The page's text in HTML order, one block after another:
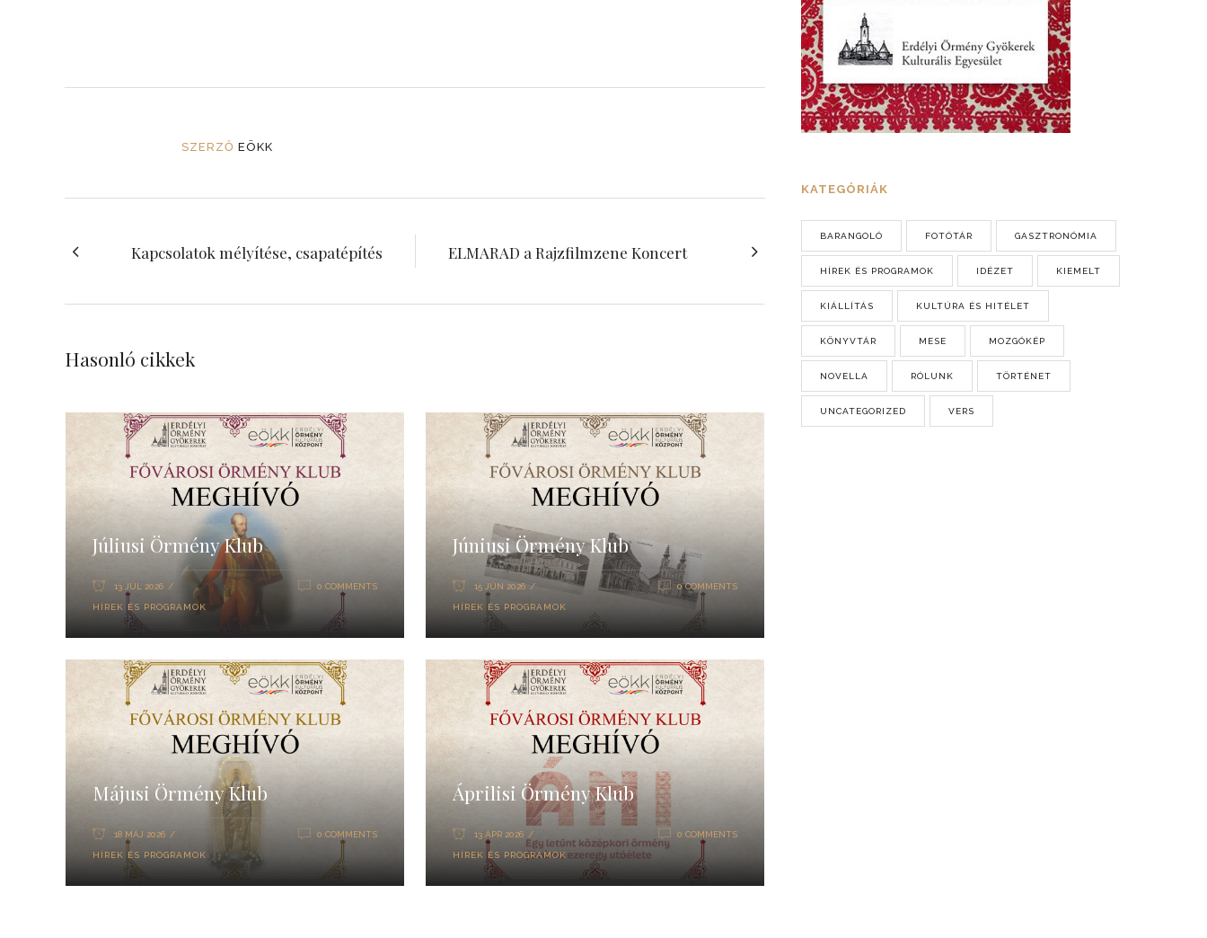
SZERZŐ EÖKK
Kapcsolatok mélyítése, csapatépítés ELMARAD a Rajzfilmzene Koncert
Hasonló cikkek
Júliusi Örmény Klub
13 JÚL 2026
HÍREK ÉS PROGRAMOK
0 COMMENTS
Júniusi Örmény Klub
15 JÚN 2026
HÍREK ÉS PROGRAMOK
0 COMMENTS
Májusi Örmény Klub
18 MÁJ 2026
HÍREK ÉS PROGRAMOK
0 COMMENTS
Áprilisi Örmény Klub
13 ÁPR 2026
HÍREK ÉS PROGRAMOK
0 COMMENTS
KATEGÓRIÁK
BARANGOLÓ FOTÓTÁR GASZTRONÓMIA
HÍREK ÉS PROGRAMOK IDÉZET KIEMELT
KIÁLLÍTÁS KULTÚRA ÉS HITÉLET
KÖNYVTÁR MESE MOZGÓKÉP
NOVELLA RÓLUNK TÖRTÉNET
UNCATEGORIZED VERS